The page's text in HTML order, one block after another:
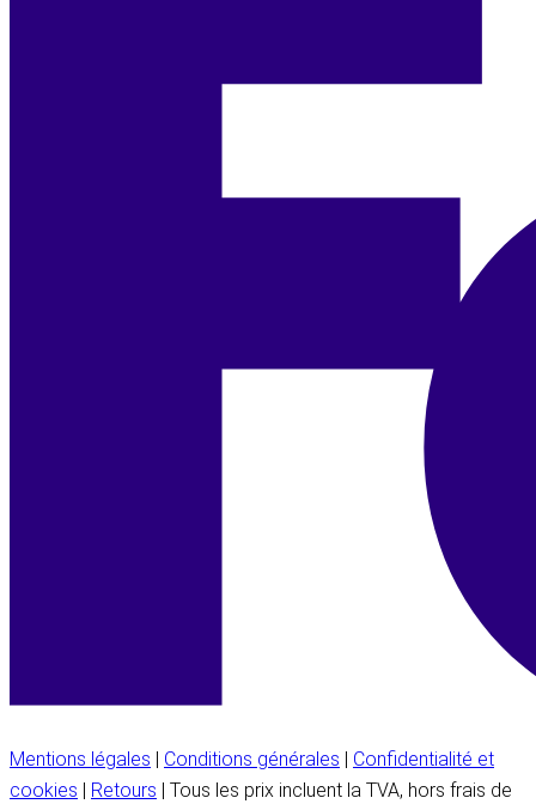
Mentions légales | Conditions générales | Confidentialité et
cookies | Retours | Tous les prix incluent la TVA, hors frais de